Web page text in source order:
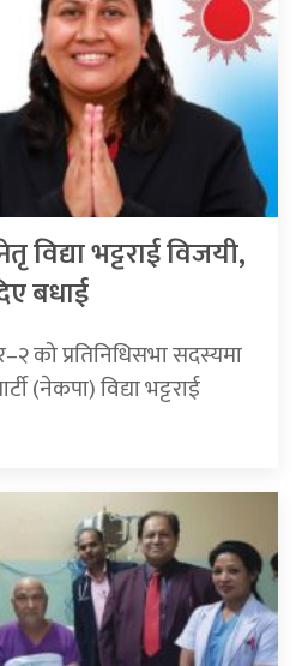
भट्टराई विजयी,
बधाई
को प्रतिनिधिसभा सदस्यमा
(नेकपा) विद्या भट्टराई